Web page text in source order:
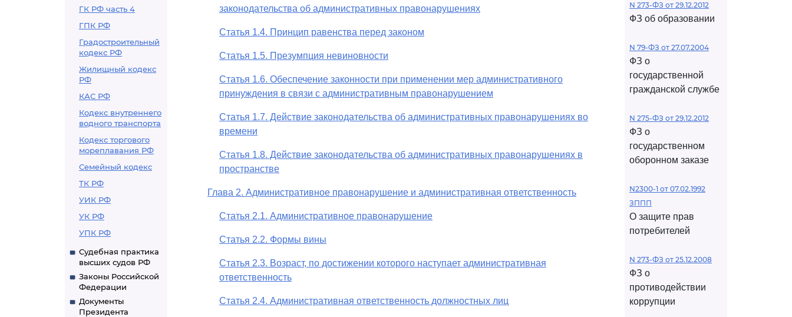
ГК РФ часть 4
ГПК РФ
Градостроительный
кодекс РФ
Жилищный кодекс
РФ
КАС РФ
Кодекс внутреннего
водного транспорта
Кодекс торгового
мореплавания РФ
Семейный кодекс
ТК РФ
УИК РФ
УК РФ
УПК РФ
Судебная практика
высших судов РФ
Законы Российской
Федерации
Документы
Президента
законодательства об административных правонарушениях
Статья 1.4. Принцип равенства перед законом
Статья 1.5. Презумпция невиновности
Статья 1.6. Обеспечение законности при применении мер административного
принуждения в связи с административным правонарушением
Статья 1.7. Действие законодательства об административных правонарушениях во
времени
Статья 1.8. Действие законодательства об административных правонарушениях в
пространстве
Глава 2. Административное правонарушение и административная ответственность
Статья 2.1. Административное правонарушение
Статья 2.2. Формы вины
Статья 2.3. Возраст, по достижении которого наступает административная
ответственность
Статья 2.4. Административная ответственность должностных лиц
N 273-ФЗ от 29.12.2012
ФЗ об образовании
N 79-ФЗ от 27.07.2004
ФЗ о
государственной
гражданской службе
N 275-ФЗ от 29.12.2012
ФЗ о
государственном
оборонном заказе
N2300-1 от 07.02.1992
ЗППП
О защите прав
потребителей
N 273-ФЗ от 25.12.2008
ФЗ о
противодействии
коррупции